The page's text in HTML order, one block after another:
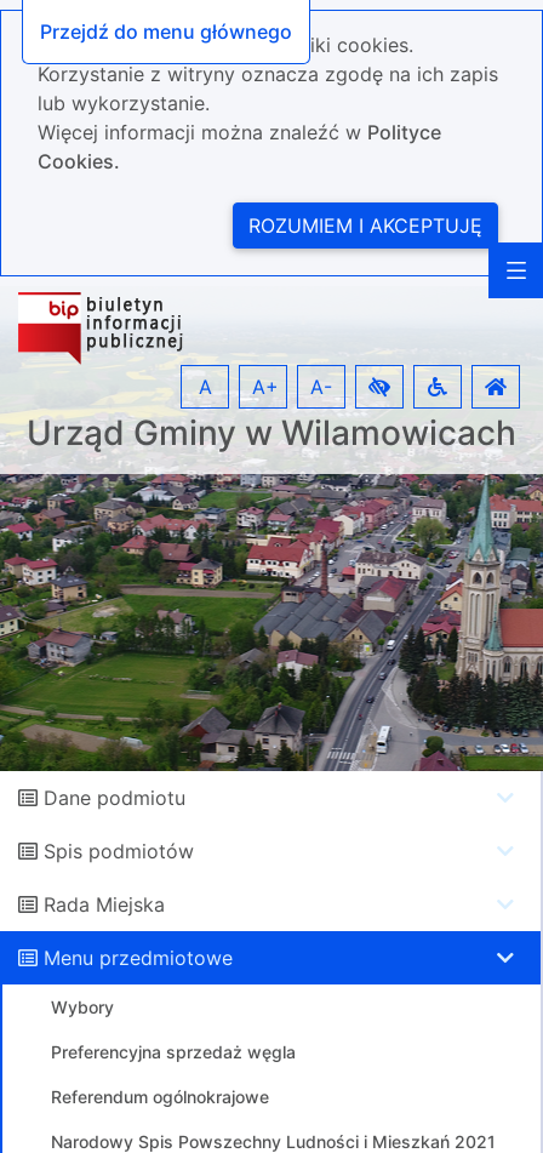
Przejdź do menu głównego
Nasza strona wykorzystuje pliki cookies.
Korzystanie z witryny oznacza zgodę na ich zapis
lub wykorzystanie.
Więcej informacji można znaleźć w Polityce
Cookies.
ROZUMIEM I AKCEPTUJĘ
Urząd Gminy w Wilamowicach
A A+ A-
Dane podmiotu
Spis podmiotów
Rada Miejska
Menu przedmiotowe
Wybory
Preferencyjna sprzedaż węgla
Referendum ogólnokrajowe
Narodowy Spis Powszechny Ludności i Mieszkań 2021